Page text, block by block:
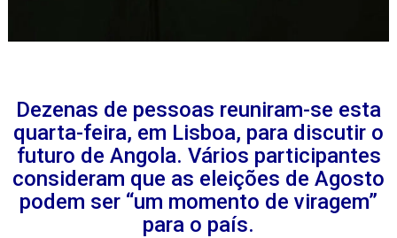
Dezenas de pessoas reuniram-se esta
quarta-feira, em Lisboa, para discutir o
futuro de Angola. Vários participantes
consideram que as eleições de Agosto
podem ser “um momento de viragem”
para o país.